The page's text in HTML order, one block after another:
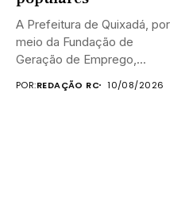
A Prefeitura de Quixadá, por
meio da Fundação de
Geração de Emprego,...
POR:REDAÇÃO RC 10/08/2026